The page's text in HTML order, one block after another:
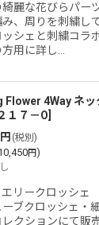
綺麗な花びらパー
み、周りを刺繍し
ッシェと刺繍コラ
用に詳し…
Flower 4Way ネッ
１７－O
円 (税別)
円)
エリークロッシェ
ーブクロッシェ・
レクションにて販